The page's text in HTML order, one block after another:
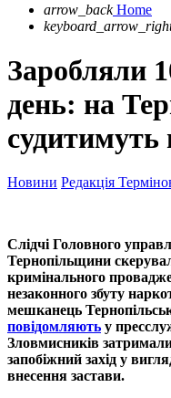
arrow_back Home
Заробляли
день: на
судитимуть
Новини Редакція
Слідчі Головного
Тернопільщини
кримінального
незаконного збуту
мешканець
повідомляють у
Зловмисників
запобіжний захід у
внесення застави.